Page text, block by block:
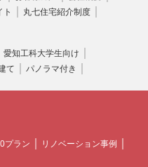
ト 丸七住宅紹介制度
愛知工科大学生向け
て パノラマ付き
プラン
リノベーション事例